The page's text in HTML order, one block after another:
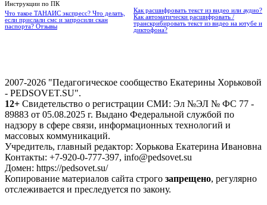
Инструкции по ПК
Что такое ТАНАИС экспресс? Что делать,
если прислали смс и запросили скан
паспорта? Отзывы
Как расшифровать текст из видео или аудио?
Как автоматически расшифровать /
транскрибировать текст из видео на ютубе и
диктофона?
2007-2026 "Педагогическое сообщество Екатерины Хорьковой
- PEDSOVET.SU".
12+ Свидетельство о регистрации СМИ: Эл №ЭЛ № ФС 77 -
89883 от 05.08.2025 г. Выдано Федеральной службой по
надзору в сфере связи, информационных технологий и
массовых коммуникаций.
Учредитель, главный редактор: Хорькова Екатерина Ивановна
Контакты: +7-920-0-777-397, info@pedsovet.su
Домен: https://pedsovet.su/
Копирование материалов сайта строго запрещено, регулярно
отслеживается и преследуется по закону.